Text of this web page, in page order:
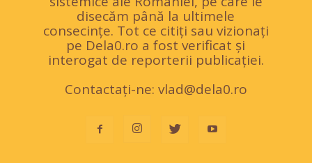
disecăm până la ultimele
consecințe. Tot ce citiți sau vizionați
pe Dela0.ro a fost verificat și
interogat de reporterii publicației.
Contactați-ne: vlad@dela0.ro